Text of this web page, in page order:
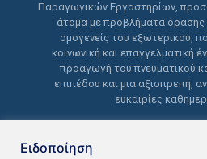
Παραγωγικών Εργαστηρίων,
άτομα με προβλήματα όρασης
ομογενείς του εξωτερικού,
κοινωνική και επαγγελματική
προαγωγή του πνευματικού
επιπέδου και μια αξιοπρεπή,
ευκαιρίες
Ειδοποίηση